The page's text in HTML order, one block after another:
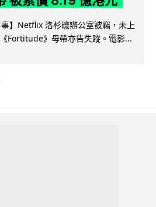
事】Netflix 洛杉磯辦公室被竊，未上
Fortitude》母帶亦告失蹤。電影...